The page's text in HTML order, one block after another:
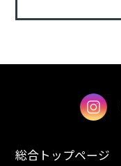
総合トップページ